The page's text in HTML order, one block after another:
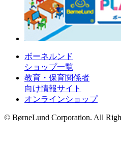
ボーネルンド
ショップ一覧
教育・保育関係者
向け情報サイト
オンラインショップ
© BørneLund Corporation. All